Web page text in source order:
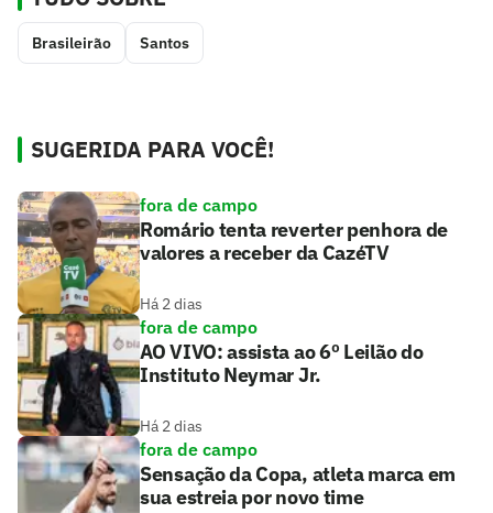
Brasileirão Santos
SUGERIDA PARA VOCÊ!
fora de campo
Romário tenta reverter penhora de
valores a receber da CazéTV
Há 2 dias
fora de campo
AO VIVO: assista ao 6º Leilão do
Instituto Neymar Jr.
Há 2 dias
fora de campo
Sensação da Copa, atleta marca em
sua estreia por novo time